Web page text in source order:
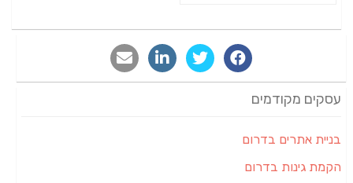
עסקים מקודמים
בניית אתרים בדרום
הקמת גינות בדרום